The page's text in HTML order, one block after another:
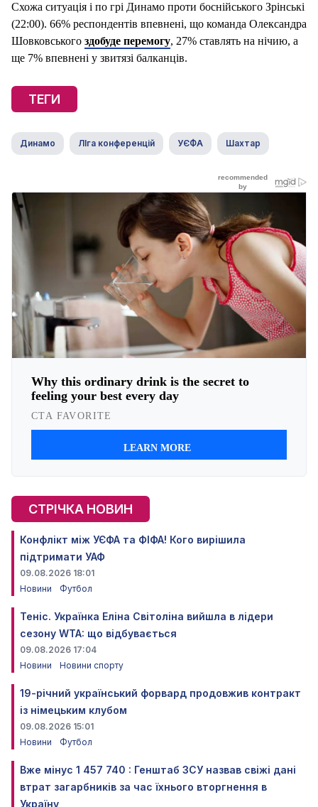
Схожа ситуація і по грі Динамо проти боснійського Зрінські
(22:00). 66% респондентів впевнені, що команда Олександра
Шовковського здобуде перемогу, 27% ставлять на нічию, а
ще 7% впевнені у звитязі балканців.
ТЕГИ
Динамо ЛІга конференцій УЄФА Шахтар
СТРІЧКА НОВИН
Конфлікт між УЄФА та ФІФА! Кого вирішила
підтримати УАФ
09.08.2026 18:01
Новини
Футбол
Теніс. Українка Еліна Світоліна вийшла в лідери
сезону WTA: що відбувається
09.08.2026 17:04
Новини
Новини спорту
19-річний український форвард продовжив контракт
із німецьким клубом
09.08.2026 15:01
Новини
Футбол
Вже мінус 1 457 740 : Генштаб ЗСУ назвав свіжі дані
втрат загарбників за час їхнього вторгнення в
Україну